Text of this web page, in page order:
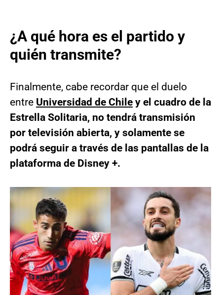
¿A qué hora es el partido y
quién transmite?
Finalmente, cabe recordar que el duelo
entre Universidad de Chile y el cuadro de la
Estrella Solitaria, no tendrá transmisión
por televisión abierta, y solamente se
podrá seguir a través de las pantallas de la
plataforma de Disney +.